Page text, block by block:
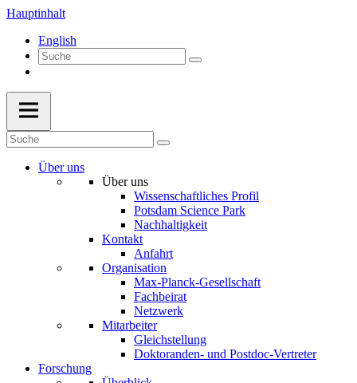
Hauptinhalt
English
Über uns
Über uns
Wissenschaftliches Profil
Potsdam Science Park
Nachhaltigkeit
Kontakt
Anfahrt
Organisation
Max-Planck-Gesellschaft
Fachbeirat
Netzwerk
Mitarbeiter
Gleichstellung
Doktoranden- und Postdoc-Vertreter
Forschung